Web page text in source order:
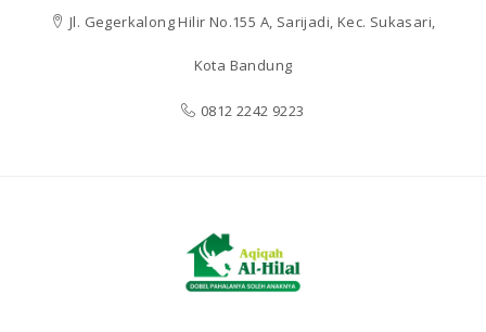
Jl. Gegerkalong Hilir No.155 A, Sarijadi, Kec. Sukasari,
Kota Bandung
0812 2242 9223